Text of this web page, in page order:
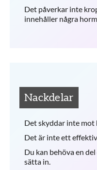
Det påverkar inte
innehåller några
Nackdelar
Det skyddar inte mot
Det är inte ett
Du kan behöva en
sätta in.